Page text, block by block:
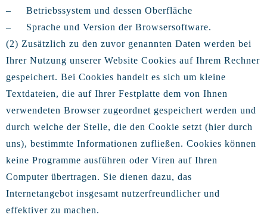
– Betriebssystem und dessen Oberfläche
– Sprache und Version der Browsersoftware.
(2) Zusätzlich zu den zuvor genannten Daten werden bei
Ihrer Nutzung unserer Website Cookies auf Ihrem Rechner
gespeichert. Bei Cookies handelt es sich um kleine
Textdateien, die auf Ihrer Festplatte dem von Ihnen
verwendeten Browser zugeordnet gespeichert werden und
durch welche der Stelle, die den Cookie setzt (hier durch
uns), bestimmte Informationen zufließen. Cookies können
keine Programme ausführen oder Viren auf Ihren
Computer übertragen. Sie dienen dazu, das
Internetangebot insgesamt nutzerfreundlicher und
effektiver zu machen.